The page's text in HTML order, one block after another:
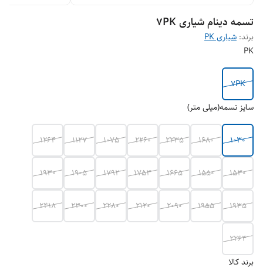
تسمه دینام شیاری 7PK
برند: شیاری PK
PK
7PK
سایز تسمه(میلی متر)
1030
1680
2235
2260
1075
1127
1264
1530
1550
1665
1753
1792
1905
1930
1935
1955
2090
2120
2280
2300
2418
2264
برند کالا